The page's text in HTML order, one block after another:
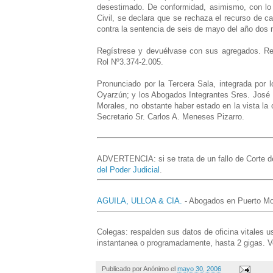
desestimado. De conformidad, asimismo, con
Civil, se declara que se rechaza el recurso de
contra la sentencia de seis de mayo del año
Regístrese y devuélvase con sus agregados.
Rol Nº3.374-2.005.
Pronunciado por la Tercera Sala, integrada
Oyarzún; y los Abogados Integrantes Sres.
Morales, no obstante haber estado en la vista
Secretario Sr. Carlos A. Meneses Pizarro.
ADVERTENCIA: si se trata de un fallo de Corte
del Poder Judicial
AGUILA, ULLOA & CIA. - Abogados en Puerto
Colegas: respalden sus datos de oficina vitales
instantanea o programadamente, hasta 2 gigas.
Publicado porAnónimo el mayo 30, 2006